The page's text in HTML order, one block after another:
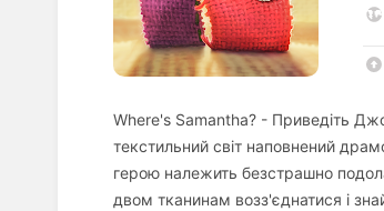
Where's Samantha? - Приведіть
текстильний світ наповнений
герою належить безстрашно
двом тканинам возз'єднатися і